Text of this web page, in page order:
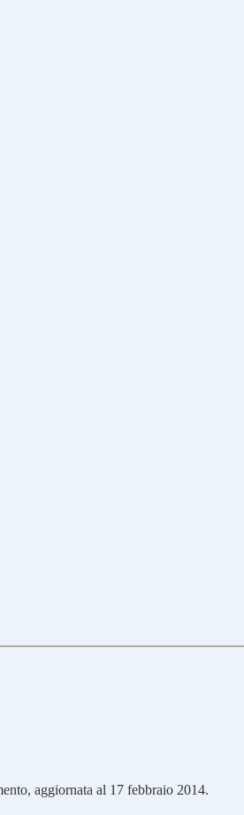
aggiornata al 17 febbraio 2014.